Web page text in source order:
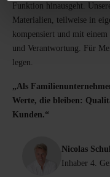
Funktion hinausgeht.
Materialien, teilweise in
kompensiert und mit
und Verantwortung. Für
legen.
„Als
Werte, die bleiben:
Kunden.“
Nicolas
Inhaber 4.